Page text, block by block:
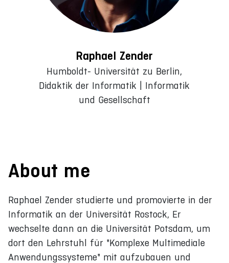
Raphael Zender
Humboldt- Universität zu Berlin,
Didaktik der Informatik | Informatik
und Gesellschaft
About me
Raphael Zender studierte und promovierte in der
Informatik an der Universität Rostock, Er
wechselte dann an die Universität Potsdam, um
dort den Lehrstuhl für "Komplexe Multimediale
Anwendungssysteme" mit aufzubauen und